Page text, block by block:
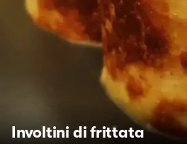
Involtini di frittata